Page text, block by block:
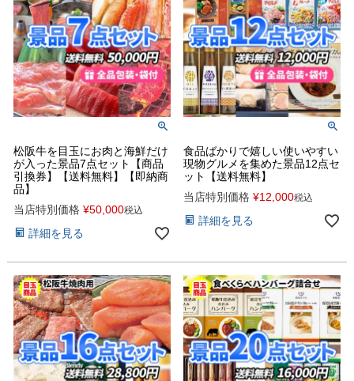
松阪牛を目玉にお肉と海鮮だけ
が入った景品7点セット【商品
引換券】【送料無料】【即納商
品】
当店特別価格 ¥50,000税込
詳細を見る
食品ばかりで嬉しい使いやすい
現物グルメを集めた景品12点セ
ット【送料無料】
当店特別価格 ¥12,000税込
詳細を見る